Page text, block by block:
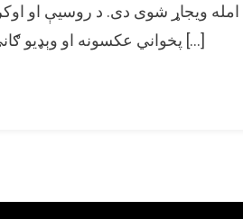
وېډیو
امله ویجاړ شوی دی. د روسیې او
پخواني عکسونه او وېډیو ګانې له ناسمو ادعا ګانو سره خپاره شوي […]